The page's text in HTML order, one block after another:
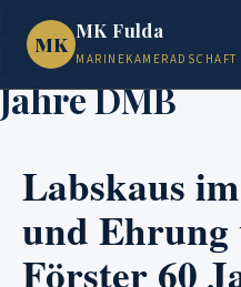
MK
MK Fulda
Labskaus im
Ehrung von
Jahre DMB
Labskaus
und Ehrung
Förster 60